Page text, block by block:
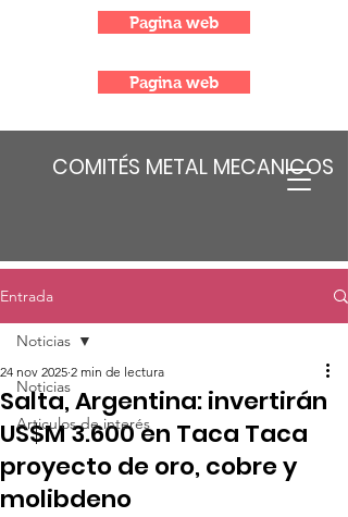
COMITÉS METAL MECANICOS
Pagina web
Pagina web
Entrada
Noticias
Articulos de interés
Noticias
Salta, Argentina: invertirán
US$M 3.600 en Taca Taca
proyecto de oro, cobre y
molibdeno
24 nov 2025 2 min de lectura